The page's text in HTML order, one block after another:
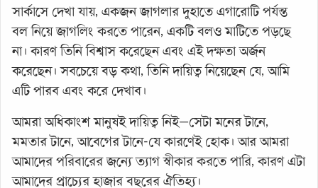
সার্কাসে দেখা যায়, একজন জাগলার দুহাতে এগারোটি পর্যন্ত
বল নিয়ে জাগলিং করতে পারেন, একটি বলও মাটিতে পড়ছে
না। কারণ তিনি বিশ্বাস করেছেন এবং এই দক্ষতা অর্জন
করেছেন। সবচেয়ে বড় কথা, তিনি দায়িত্ব নিয়েছেন যে, আমি
এটি পারব এবং করে দেখাব।
আমরা অধিকাংশ মানুষই দায়িত্ব নিই—সেটা মনের টানে,
মমতার টানে, আবেগের টানে-যে কারণেই হোক। আর আমরা
আমাদের পরিবারের জন্যে ত্যাগ স্বীকার করতে পারি, কারণ এটা
আমাদের প্রাচ্যের হাজার বছরের ঐতিহ্য।